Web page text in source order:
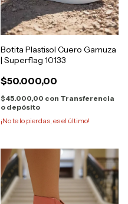
Botita Plastisol Cuero Gamuza
| Superflag 10133
$50.000,00
$45.000,00 con Transferencia
o depósito
¡No te lo pierdas, es el último!